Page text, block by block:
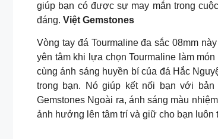
giúp bạn có được sự may mắn trong
đáng. Việt Gemstones
Vòng tay đá Tourmaline đa sắc 08mm
yên tâm khi lựa chọn Tourmaline làm
cùng ánh sáng huyền bí của đá Hắc
trong bạn. Nó giúp kết nối bạn với
Gemstones Ngoài ra, ánh sáng màu
ảnh hưởng lên tâm trí và giữ cho bạn luôn